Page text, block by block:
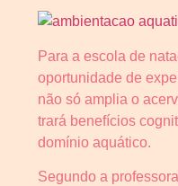
Para a escola de
oportunidade de
não só amplia o
trará benefícios
domínio aquático.
Segundo a